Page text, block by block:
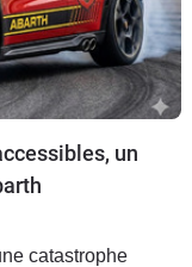
un
catastrophe